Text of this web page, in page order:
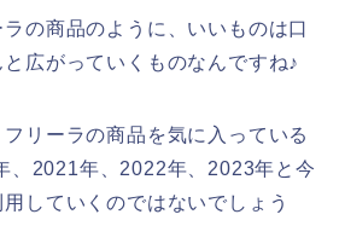
の商品のように、いいものは口
広がっていくものなんですね♪
リーラの商品を気に入っている
、2021年、2022年、2023年と今
していくのではないでしょう